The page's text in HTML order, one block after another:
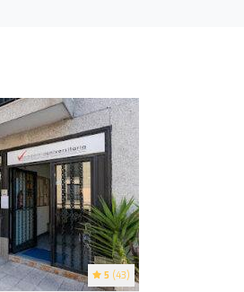
5 (43)